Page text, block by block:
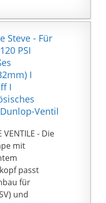
geringen
Luftpumpe
zum
und
wie
usw
und
Steve - Für
PSI
I
I
Ventil
VENTILE - Die
mit
passt
für
und